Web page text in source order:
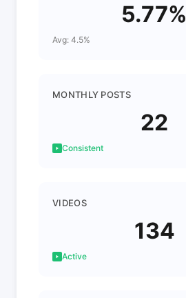
5.77%
Avg: 4.5%
MONTHLY POSTS
22
Consistent
VIDEOS
134
Active